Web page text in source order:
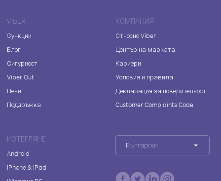
VIBER
Функции
Блог
Сигурност
Viber Out
Цени
Поддръжка
КОМПАНИЯ
Относно Viber
Център на марката
Кариери
Условия и правила
Декларация за поверителност
Customer Complaints Code
ИЗТЕГЛЯНЕ
Android
iPhone & iPad
Български